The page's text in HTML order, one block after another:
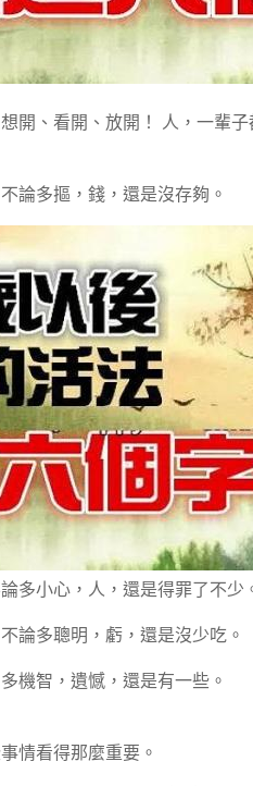
開、看開、放開！ 人，一輩
論多摳，錢，還是沒存夠。
多小心，人，還是得罪了不少
論多聰明，虧，還是沒少吃。
機智，遺憾，還是有一些。
情看得那麼重要。